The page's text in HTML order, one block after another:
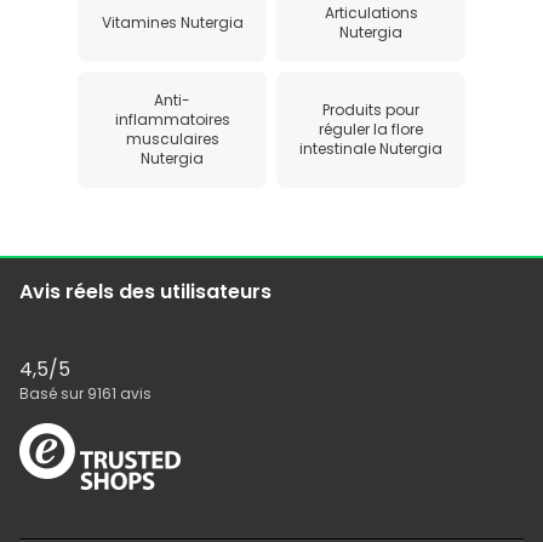
Vitamines Nutergia
Articulations
Nutergia
Anti-
inflammatoires
musculaires
Nutergia
Produits pour
réguler la flore
intestinale Nutergia
Avis réels des utilisateurs
4,5/5
Basé sur 9161 avis